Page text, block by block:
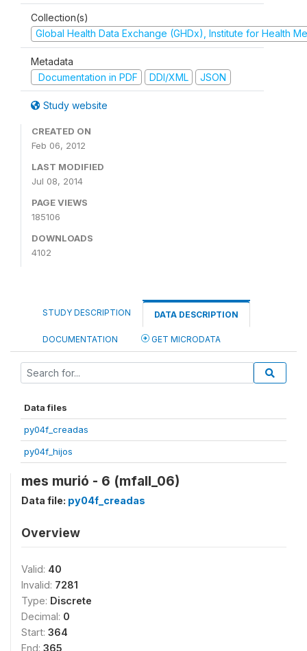
Collection(s)
Global Health Data Exchange (GHDx), Institute for Health
Metadata
Documentation in PDF
DDI/XML JSON
Study website
CREATED ON
Feb 06, 2012
LAST MODIFIED
Jul 08, 2014
PAGE VIEWS
185106
DOWNLOADS
4102
STUDY DESCRIPTION DATA DESCRIPTION
DOCUMENTATION GET MICRODATA
Data files
py04f_creadas
py04f_hijos
mes murió - 6 (mfall_06)
Data file: py04f_creadas
Overview
Valid: 40
Invalid: 7281
Type: Discrete
Decimal: 0
Start: 364
End: 365